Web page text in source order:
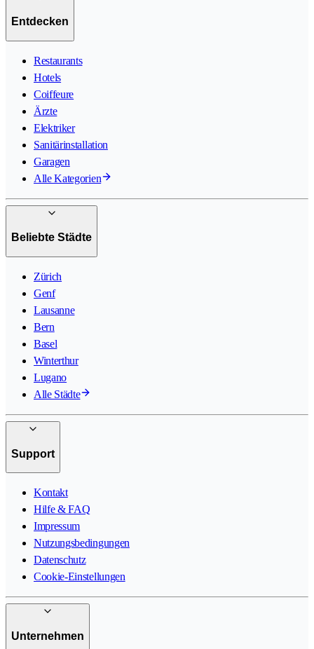
Entdecken
Restaurants
Hotels
Coiffeure
Ärzte
Elektriker
Sanitärinstallation
Garagen
Alle Kategorien
Beliebte Städte
Zürich
Genf
Lausanne
Bern
Basel
Winterthur
Lugano
Alle Städte
Support
Kontakt
Hilfe & FAQ
Impressum
Nutzungsbedingungen
Datenschutz
Cookie-Einstellungen
Unternehmen